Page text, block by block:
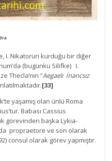
I. Nikatorun kurduğu bir diğer
(bugünkü Silifke) I.
Thecla’nın “Aegaelı İnancsız
[33]
yaşamış olan ünlü Roma
Babası Cassius
görevinden başka Lykia-
propraetore ve son olarak
consul olarak görev yapmıştır.